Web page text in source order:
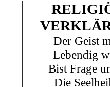
Der Geist
Lebendig
Bist Frage
Die